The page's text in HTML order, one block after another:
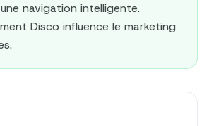
navigation intelligente.
Disco influence le marketing